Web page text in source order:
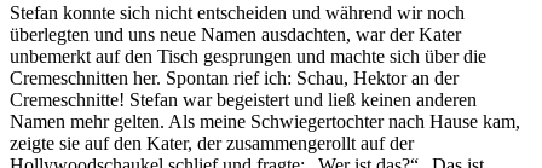
Stefan konnte sich nicht entscheiden und während wir noch
überlegten und uns neue Namen ausdachten, war der Kater
unbemerkt auf den Tisch gesprungen und machte sich über die
Cremeschnitten her. Spontan rief ich: Schau, Hektor an der
Cremeschnitte! Stefan war begeistert und ließ keinen anderen
Namen mehr gelten. Als meine Schwiegertochter nach Hause kam,
zeigte sie auf den Kater, der zusammengerollt auf der